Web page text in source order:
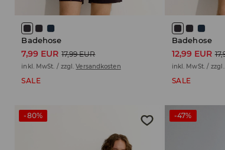
Badehose
7,99 EUR 17,99 EUR
inkl. MwSt. / zzgl.Versandkosten
SALE
Badehose
12,99 EUR
inkl. MwSt. / zzgl.
SALE
-80% -47%